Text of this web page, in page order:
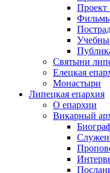
Проект
Святыни
Елецкая
Монастыри
Липецкая епархия
О епархии
Викарный